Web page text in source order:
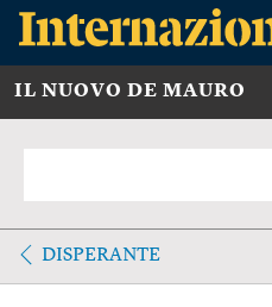
IL NUOVO DE MAURO
DISPERANTE